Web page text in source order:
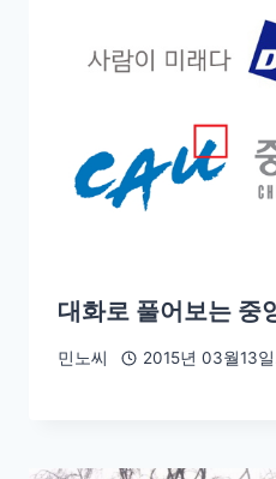
대화로 풀어보는 중
민노씨 2015년 03월13